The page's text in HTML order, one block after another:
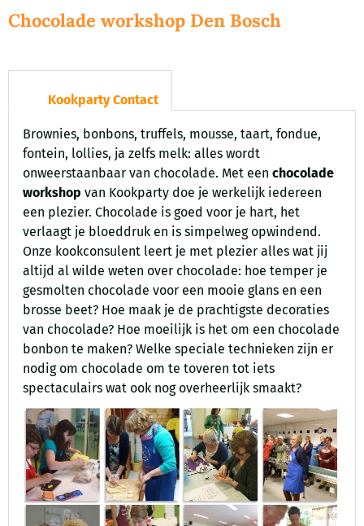
Chocolade workshop Den Bosch
Kookparty Contact
Brownies, bonbons, truffels, mousse, taart, fondue,
fontein, lollies, ja zelfs melk: alles wordt
onweerstaanbaar van chocolade. Met eenchocolade
workshopvan Kookparty doe je werkelijk iedereen
een plezier. Chocolade is goed voor je hart, het
verlaagt je bloeddruk en is simpelweg opwindend.
Onze kookconsulent leert je met plezier alles wat jij
altijd al wilde weten over chocolade: hoe temper je
gesmolten chocolade voor een mooie glans en een
brosse beet? Hoe maak je de prachtigste decoraties
van chocolade? Hoe moeilijk is het om een chocolade
bonbon te maken? Welke speciale technieken zijn er
nodig om chocolade om te toveren tot iets
spectaculairs wat ook nog overheerlijk smaakt?